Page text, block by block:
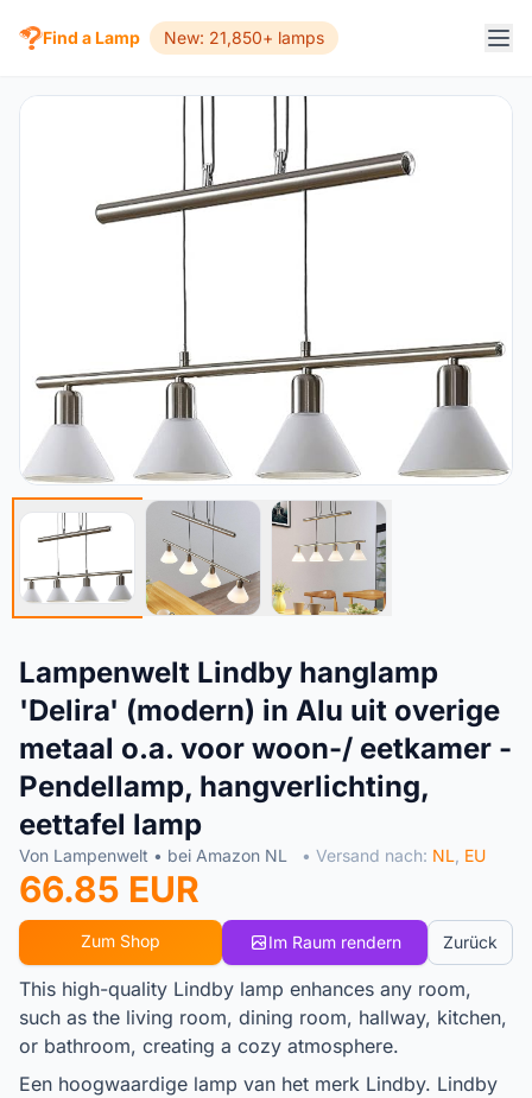
Find a Lamp New: 21,850+ lamps
Lampenwelt Lindby hanglamp
'Delira' (modern) in Alu uit overige
metaal o.a. voor woon-/ eetkamer -
Pendellamp, hangverlichting,
eettafel lamp
Von Lampenwelt • bei Amazon NL • Versand nach: NL, EU
66.85 EUR
Zum Shop Im Raum rendern Zurück
This high-quality Lindby lamp enhances any room,
such as the living room, dining room, hallway, kitchen,
or bathroom, creating a cozy atmosphere.
Een hoogwaardige lamp van het merk Lindby. Lindby